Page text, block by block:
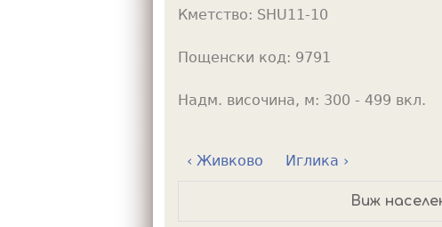
Кметство: SHU11-10
Пощенски код: 9791
Надм. височина, м: 300 - 499 вкл.
‹ Живково Иглика ›
Виж